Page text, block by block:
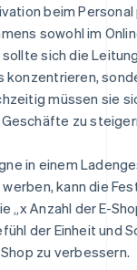
beim
sowohl im
sich die
konzentrieren,
müssen sie
zu
in einem
kann die
„x Anzahl der E-
der Einheit und
zu verbessern.